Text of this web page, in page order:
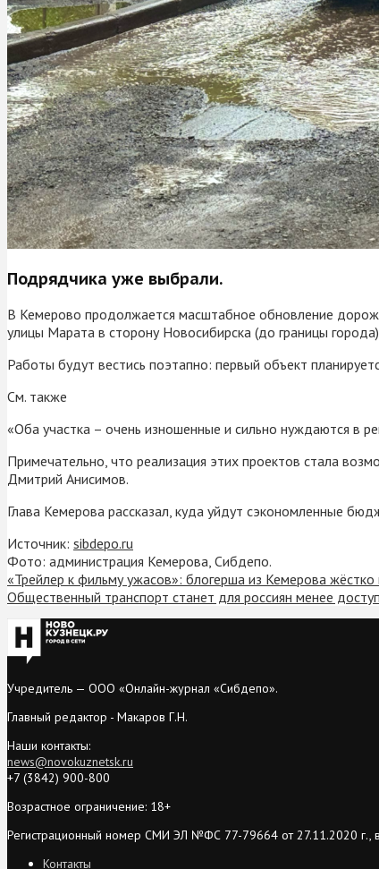
Подрядчика уже выбрали.
В Кемерово продолжается масштабное обновление
улицы Марата в сторону Новосибирска (до границы
Работы будут вестись поэтапно: первый объект
См. также
«Оба участка – очень изношенные и сильно нуждаются в
Примечательно, что реализация этих проектов стала
Дмитрий Анисимов.
Глава Кемерова рассказал, куда уйдут сэкономленные
Источник: sibdepo.ru
Фото: администрация Кемерова, Сибдепо.
«Трейлер к фильму ужасов»: блогерша из Кемерова жёстко
Общественный транспорт станет для россиян менее
Учредитель — ООО «Онлайн-журнал «Сибдепо».
Главный редактор - Макаров Г.Н.
Наши контакты:
news@novokuznetsk.ru
+7 (3842) 900-800
Возрастное ограничение: 18+
Регистрационный номер СМИ ЭЛ №ФС 77-79664 от 27.11.2020 г.,
Контакты